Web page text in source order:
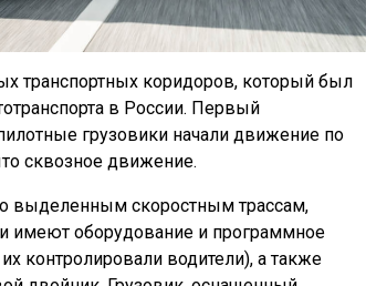
транспортных коридоров, который был
в России. Первый
грузовики начали движение по
сквозное движение.
выделенным скоростным трассам,
имеют оборудование и программное
контролировали водители), а также